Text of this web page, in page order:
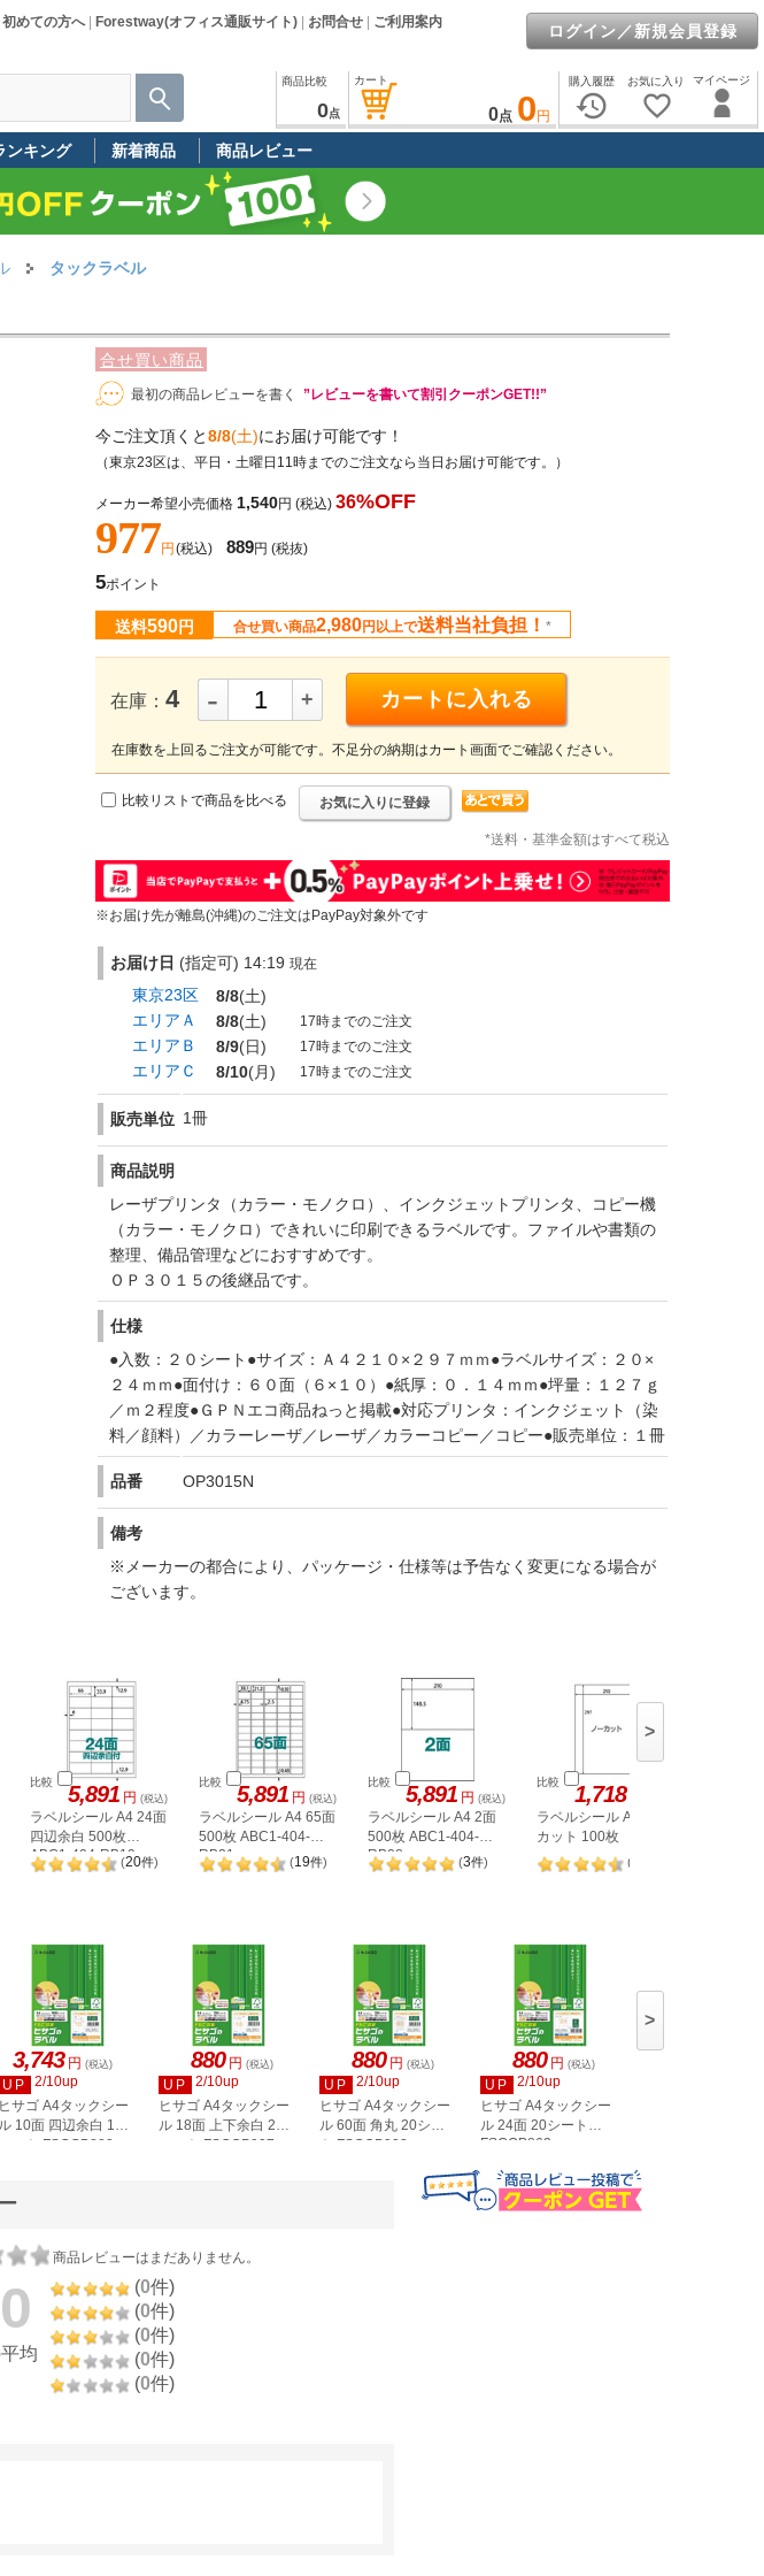
初めての方へ| Forestway(オフィス通販サイト) お問合せ ご利用案内 ログイン／新規会員登録
マイページ
お気に入り
favorite_border
購入履歴
history
カート
0点 0 円
商品比較
0点
ンキング 新着商品 商品レビュー
タックラベル
合せ買い商品
最初の商品レビューを書く ”レビューを書いて割引クーポンGET!!”
今ご注文頂くと8/8(土)にお届け可能です！
（東京23区は、平日・土曜日11時までのご注文なら当日お届け可能です。）
メーカー希望小売価格 1,540円 (税込) 36%OFF
977円 (税込) 889円 (税抜)
5ポイント
送料590円 合せ買い商品2,980円以上で送料当社負担！ *
在庫： 4 - + カートに入れる
在庫数を上回るご注文が可能です。不足分の納期はカート画面でご確認ください。
比較リストで商品を比べる お気に入りに登録
*送料・基準金額はすべて税込
※お届け先が離島(沖縄)のご注文はPayPay対象外です
お届け日 (指定可) 14:19 現在
東京23区 8/8(土)
エリアＡ
8/8(土) 17時までのご注文
エリアＢ 8/9(日) 17時までのご注文
エリアＣ 8/10(月) 17時までのご注文
販売単位 1冊
商品説明
レーザプリンタ（カラー・モノクロ）、インクジェットプリンタ、コピー機
（カラー・モノクロ）できれいに印刷できるラベルです。ファイルや書類の
整理、備品管理などにおすすめです。
ＯＰ３０１５の後継品です。
仕様
●入数：２０シート●サイズ：Ａ４２１０×２９７ｍｍ●ラベルサイズ：２０×
２４ｍｍ●面付け：６０面（６×１０）●紙厚：０．１４ｍｍ●坪量：１２７ｇ
／ｍ２程度●ＧＰＮエコ商品ねっと掲載●対応プリンタ：インクジェット（染
料／顔料）／カラーレーザ／レーザ／カラーコピー／コピー●販売単位：１冊
品番 OP3015N
備考
※メーカーの都合により、パッケージ・仕様等は予告なく変更になる場合が
ございます。
比較 5,891 円 (税込)
ラベルシール A4 24面
四辺余白 500枚
ABC1-404-RB19
(20件)
比較 5,891 円 (税込)
ラベルシール A4 65面
500枚 ABC1-404-
RB21
(19件)
比較 5,891 円 (税込)
ラベルシール A4 2面
500枚 ABC1-404-
RB08
(3件)
比較 1,718
ラベルシール A4 ノー
カット 100枚
(
>
3,743 円 (税込)
UP
2/10up
ヒサゴ A4タックシー
ル 10面 四辺余白 100
シート FSCGB888
880 円 (税込)
UP
2/10up
ヒサゴ A4タックシー
ル 18面 上下余白 20
シート FSCOP907
880 円 (税込)
UP
2/10up
ヒサゴ A4タックシー
ル 60面 角丸 20シー
ト FSCOP902
880 円 (税込)
UP
2/10up
ヒサゴ A4タックシー
ル 24面 20シート
FSCOP863
>
商品レビューはまだありません。
均
(0件)
(0件)
(0件)
(0件)
(0件)